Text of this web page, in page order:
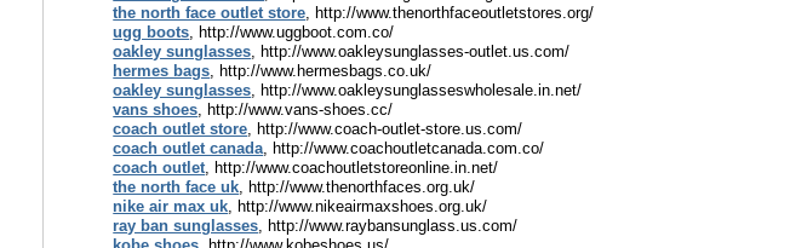
the north face outlet store, http://www.thenorthfaceoutletstores.org/
ugg boots, http://www.uggboot.com.co/
oakley sunglasses, http://www.oakleysunglasses-outlet.us.com/
hermes bags, http://www.hermesbags.co.uk/
oakley sunglasses, http://www.oakleysunglasseswholesale.in.net/
vans shoes, http://www.vans-shoes.cc/
coach outlet store, http://www.coach-outlet-store.us.com/
coach outlet canada, http://www.coachoutletcanada.com.co/
coach outlet, http://www.coachoutletstoreonline.in.net/
the north face uk, http://www.thenorthfaces.org.uk/
nike air max uk, http://www.nikeairmaxshoes.org.uk/
ray ban sunglasses, http://www.raybansunglass.us.com/